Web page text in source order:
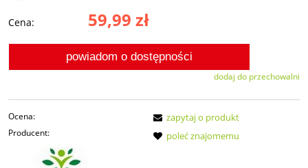
Cena: 59,99 zł
powiadom o dostępności
dodaj do przechowalni
Ocena:
Producent:
zapytaj o produkt
poleć znajomemu